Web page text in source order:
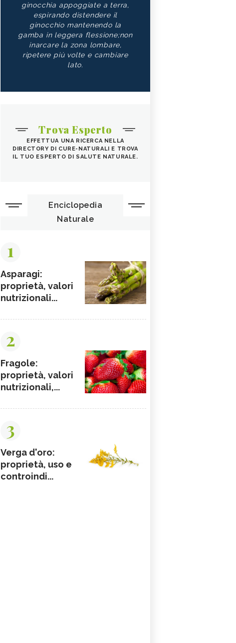
ginocchia appoggiate a terra,
espirando distendere il
ginocchio mantenendo la
gamba in leggera flessione;non
inarcare la zona lombare,
ripetere più volte e cambiare
lato.
Trova Esperto
EFFETTUA UNA RICERCA NELLA
DIRECTORY DI CURE-NATURALI E TROVA
IL TUO ESPERTO DI SALUTE NATURALE.
Enciclopedia
Naturale
1
Asparagi:
proprietà, valori
nutrizionali...
2
Fragole:
proprietà, valori
nutrizionali,...
3
Verga d'oro:
proprietà, uso e
controindi...